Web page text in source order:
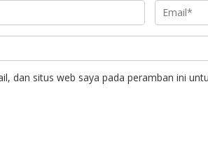
dan situs web saya pada peramban ini